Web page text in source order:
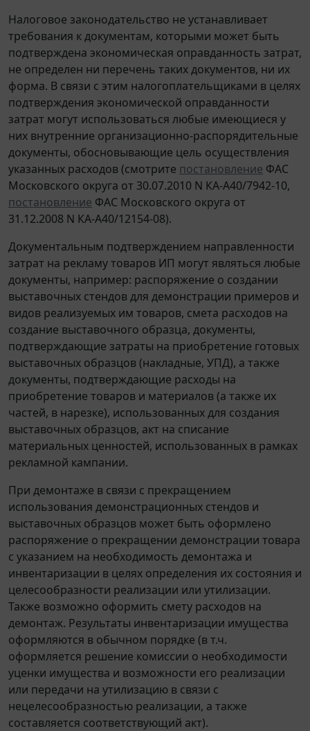
Налоговое законодательство не устанавливает
требования к документам, которыми может быть
подтверждена экономическая оправданность затрат,
не определен ни перечень таких документов, ни их
форма. В связи с этим налогоплательщиками в целях
подтверждения экономической оправданности
затрат могут использоваться любые имеющиеся у
них внутренние организационно-распорядительные
документы, обосновывающие цель осуществления
указанных расходов (смотрите постановление ФАС
Московского округа от 30.07.2010 N КА-А40/7942-10,
постановление ФАС Московского округа от
31.12.2008 N КА-А40/12154-08).
Документальным подтверждением направленности
затрат на рекламу товаров ИП могут являться любые
документы, например: распоряжение о создании
выставочных стендов для демонстрации примеров и
видов реализуемых им товаров, смета расходов на
создание выставочного образца, документы,
подтверждающие затраты на приобретение готовых
выставочных образцов (накладные, УПД), а также
документы, подтверждающие расходы на
приобретение товаров и материалов (а также их
частей, в нарезке), использованных для создания
выставочных образцов, акт на списание
материальных ценностей, использованных в рамках
рекламной кампании.
При демонтаже в связи с прекращением
использования демонстрационных стендов и
выставочных образцов может быть оформлено
распоряжение о прекращении демонстрации товара
с указанием на необходимость демонтажа и
инвентаризации в целях определения их состояния и
целесообразности реализации или утилизации.
Также возможно оформить смету расходов на
демонтаж. Результаты инвентаризации имущества
оформляются в обычном порядке (в т.ч.
оформляется решение комиссии о необходимости
уценки имущества и возможности его реализации
или передачи на утилизацию в связи с
нецелесообразностью реализации, а также
составляется соответствующий акт).